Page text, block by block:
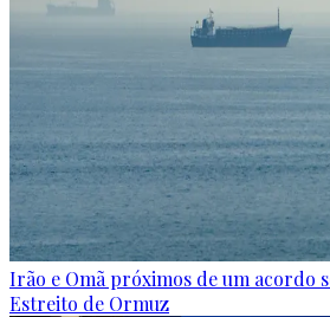
Irão e Omã próximos de um acordo
Estreito de Ormuz